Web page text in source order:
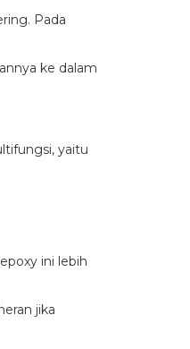
Pada
ke dalam
yaitu
ini lebih
jika